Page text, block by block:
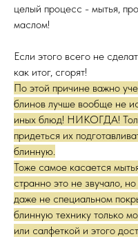
целый процесс - мытья,
маслом!
Если этого всего не
как итог, сгорят!
По этой причине важно
блинов лучше вообще не
иных блюд! НИКОГДА!
придеться их
блинную.
Тоже самое касается
странно это не звучало,
даже не специальном
блинную технику только
или салфеткой и этого